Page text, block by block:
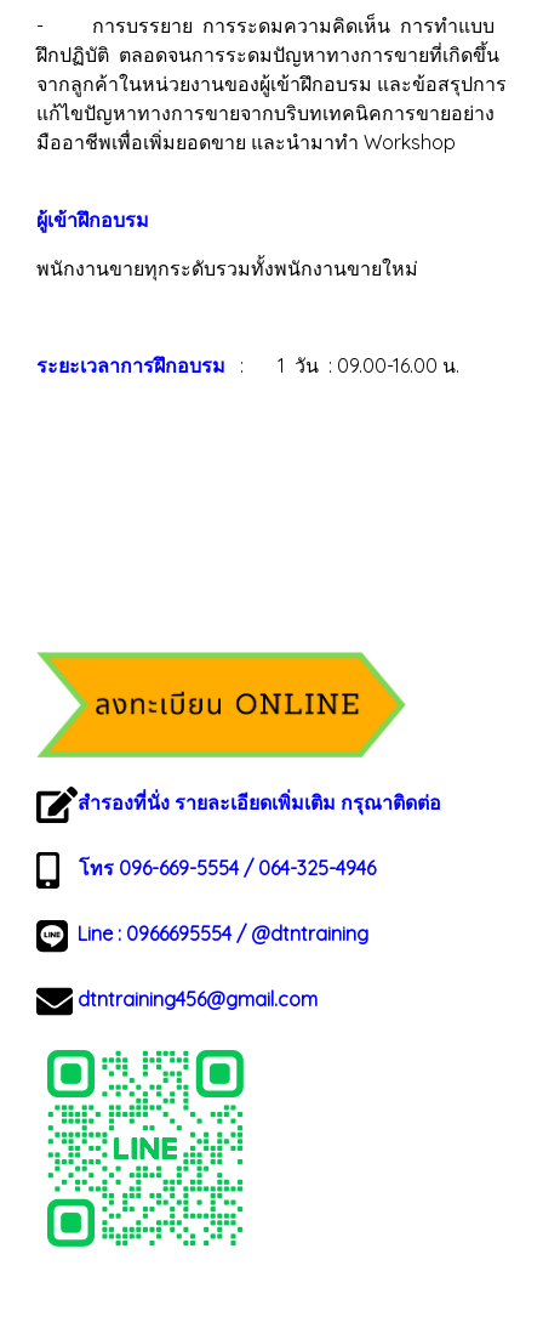
- การบรรยาย การระดมความคิดเห็น การทำแบบ
ฝึกปฏิบัติ ตลอดจนการระดมปัญหาทางการขายที่เกิดขึ้น
จากลูกค้าในหน่วยงานของผู้เข้าฝึกอบรม และข้อสรุปการ
แก้ไขปัญหาทางการขายจากบริบทเทคนิคการขายอย่าง
มืออาชีพเพื่อเพิ่มยอดขาย และนำมาทำ Workshop
ผู้เข้าฝึกอบรม
พนักงานขายทุกระดับรวมทั้งพนักงานขายใหม่
ระยะเวลาการฝึกอบรม : 1 วัน : 09.00-16.00 น.
สำรองที่นั่ง รายละเอียดเพิ่มเติม กรุณาติดต่อ
โทร 096-669-5554 / 064-325-4946
Line : 0966695554/ @dtntraining
dtntraining456@gmail.com